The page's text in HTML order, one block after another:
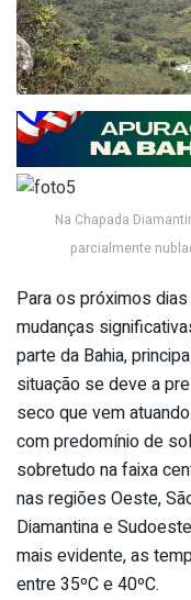
Na Chapada
parcialmente
Para os próximos
mudanças
parte da Bahia,
situação se deve a
seco que vem
com predomínio de
sobretudo na faixa
nas regiões Oeste,
Diamantina e
mais evidente, as
entre 35ºC e 40ºC.